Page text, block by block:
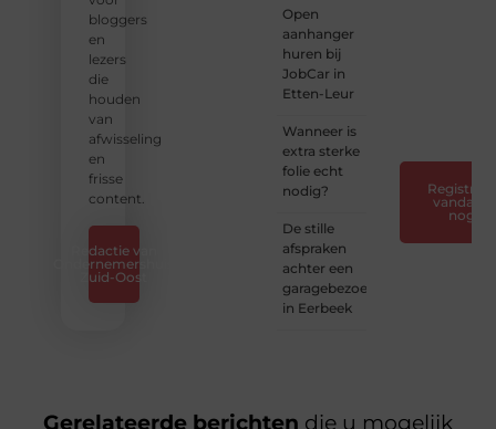
bloggers
en
lezers
die
houden
van
afwisseling
en
frisse
content.
Redactie van
Ondernemershuis
Zuid-Oost
Open
aanhanger
huren bij
JobCar in
Etten-Leur
Wanneer is
extra sterke
folie echt
nodig?
De stille
afspraken
achter een
garagebezoek
in Eerbeek
Registreer
vandaag
nog
Gerelateerde berichten die u mogelijk